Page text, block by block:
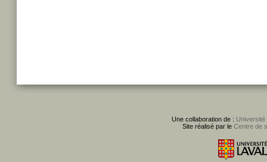
Une collaboration de : Université
Site réalisé par le Centre de